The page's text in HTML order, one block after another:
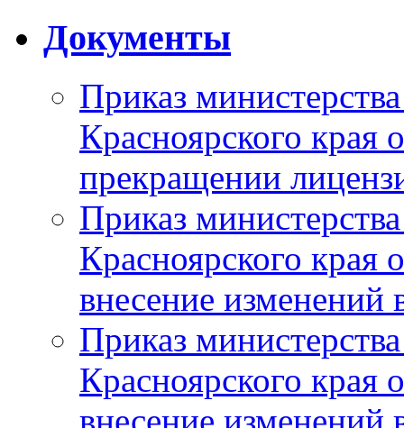
Документы
Приказ
Красноярского
прекращении
Приказ
Красноярского
внесение изменений
Приказ
Красноярского
внесение изменений